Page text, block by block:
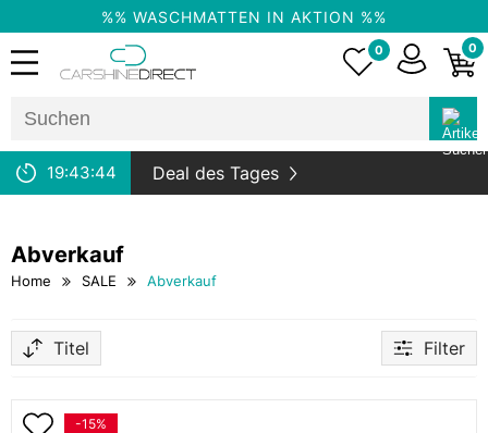
%% WASCHMATTEN IN AKTION %%
0 0
19:43:44 Deal des Tages
Abverkauf
Home SALE Abverkauf
Titel Filter
-15%